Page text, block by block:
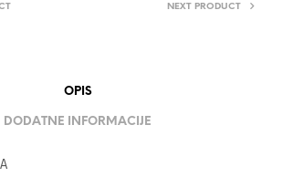
NEXT PRODUCT
OPIS
DODATNE INFORMACIJE